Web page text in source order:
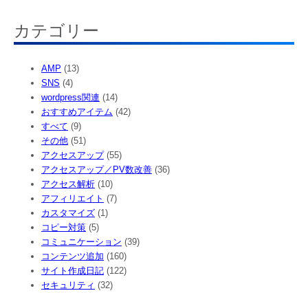
カテゴリー
AMP (13)
SNS (4)
wordpress関連 (14)
おすすめアイテム (42)
すべて (9)
その他 (51)
アクセスアップ(55)
アクセスアップ／PV数改善 (36)
アクセス解析 (10)
アフィリエイト (7)
カスタマイズ (1)
コピー対策 (5)
コミュニケーション (39)
コンテンツ追加 (160)
サイト作成日記 (122)
セキュリティ (32)